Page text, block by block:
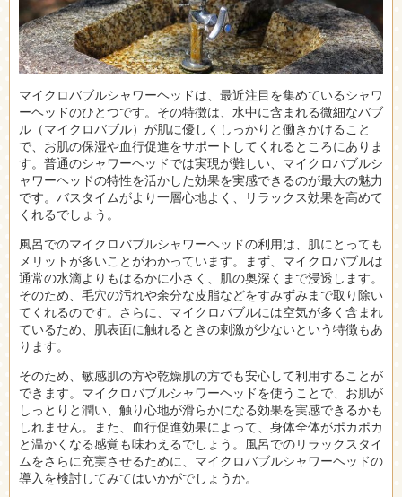
マイクロバブルシャワーヘッドは、最近注目を集めているシャワ
ーヘッドのひとつです。 その特徴は、水中に含まれる微細なバブ
ル（マイクロバブル）が肌に優しくしっかりと働きかけること
で、お肌の保湿や血行促進をサポートしてくれるところにありま
す。普通のシャワーヘッドでは実現が難しい、マイクロバブルシ
ャワーヘッドの特性を活かした効果を実感できるのが最大の魅力
です。バスタイムがより一層心地よく、リラックス効果を高めて
くれるでしょう。
風呂でのマイクロバブルシャワーヘッドの利用は、肌にとっても
メリットが多いことがわかっています。まず、マイクロバブルは
通常の水滴よりもはるかに小さく、肌の奥深くまで浸透します。
そのため、毛穴の汚れや余分な皮脂などをすみずみまで取り除い
てくれるのです。さらに、マイクロバブルには空気が多く含まれ
ているため、肌表面に触れるときの刺激が少ないという特徴もあ
ります。
そのため、敏感肌の方や乾燥肌の方でも安心して利用することが
できます。マイクロバブルシャワーヘッドを使うことで、お肌が
しっとりと潤い、触り心地が滑らかになる効果を実感できるかも
しれません。また、血行促進効果によって、身体全体がポカポカ
と温かくなる感覚も味わえるでしょう。風呂でのリラックスタイ
ムをさらに充実させるために、マイクロバブルシャワーヘッドの
導入を検討してみてはいかがでしょうか。